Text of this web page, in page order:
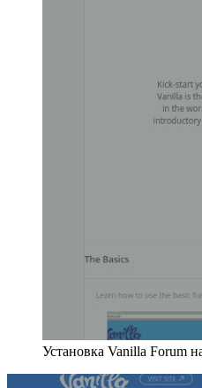
Установка Vanilla Forum